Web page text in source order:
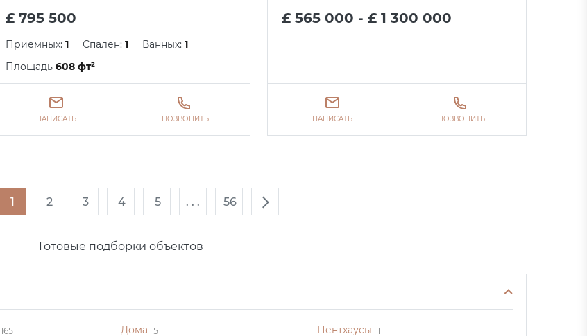
£ 795 500
Приемных: 1 Спален: 1 Ванных: 1
Площадь 608 фт²
НАПИСАТЬ ПОЗВОНИТЬ
£ 565 000 - £ 1 300 000
НАПИСАТЬ ПОЗВОНИТЬ
1 2 3 4 5 . . . 56
Готовые подборки объектов
165 Дома 5 Пентхаусы 1